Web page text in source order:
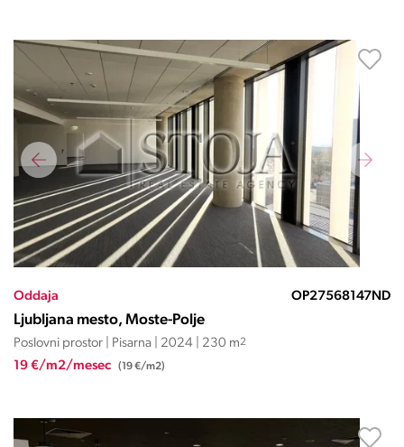
Oddaja OP27568147ND
Ljubljana mesto, Moste-Polje
Poslovni prostor | Pisarna | 2024 | 230 m2
19 €/m2/mesec (19 €/m2)